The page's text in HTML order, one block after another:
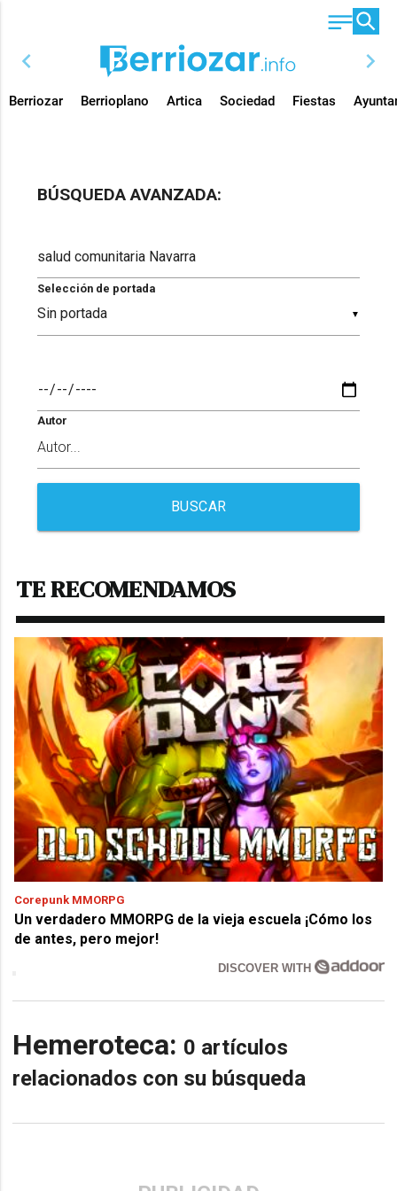
chevron_left chevron_right
Berriozar Berrioplano Artica Sociedad Fiestas
BÚSQUEDA AVANZADA:
▼
Selección de portada
Autor
BUSCAR
TE RECOMENDAMOS
Corepunk MMORPG
Un verdadero MMORPG de la vieja escuela ¡Cómo los
de antes, pero mejor!
DISCOVER WITH
Hemeroteca: 0 artículos
relacionados con su búsqueda